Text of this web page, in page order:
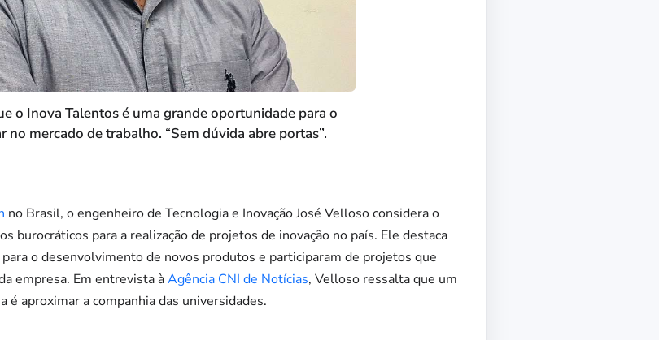
o Inova Talentos é uma grande oportunidade para o
no mercado de trabalho. “Sem dúvida abre portas”.
no Brasil, o engenheiro de Tecnologia e Inovação José Velloso considera o
burocráticos para a realização de projetos de inovação no país. Ele destaca
o desenvolvimento de novos produtos e participaram de projetos que
empresa. Em entrevista àAgência CNI de Notícias, Velloso ressalta que um
aproximar a companhia das universidades.